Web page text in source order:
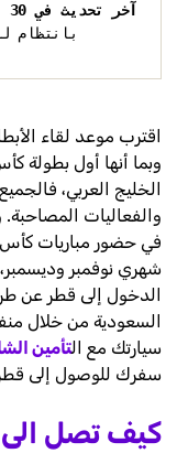
آخر تحديث في 30 يناير 2023
بانتظام
وبما أنها أول بطولة
الخليج العربي،
والفعاليات
في حضور مباريات كأس
شهري نوفمبر
الدخول إلى قطر عن
السعودية من خلال
سيارتك مع التأمين
سفرك للوصول إلى
كيف تصل